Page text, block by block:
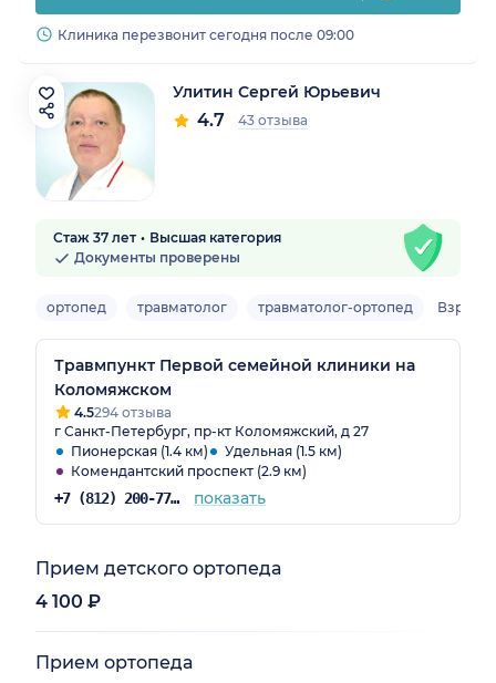
Клиника перезвонит сегодня после 09:00
Улитин Сергей Юрьевич
4.7 43 отзыва
Стаж 37 лет
Высшая категория
Документы проверены
ортопед травматолог травматолог-ортопед
Травмпункт Первой семейной клиники на
Коломяжском
4.5294 отзыва
г Санкт-Петербург, пр-кт Коломяжский, д 27
Пионерская (1.4 км)
Удельная (1.5 км)
Комендантский проспект (2.9 км)
+7 (812) 200-77-54 показать
Прием детского ортопеда
4 100 ₽
Прием ортопеда